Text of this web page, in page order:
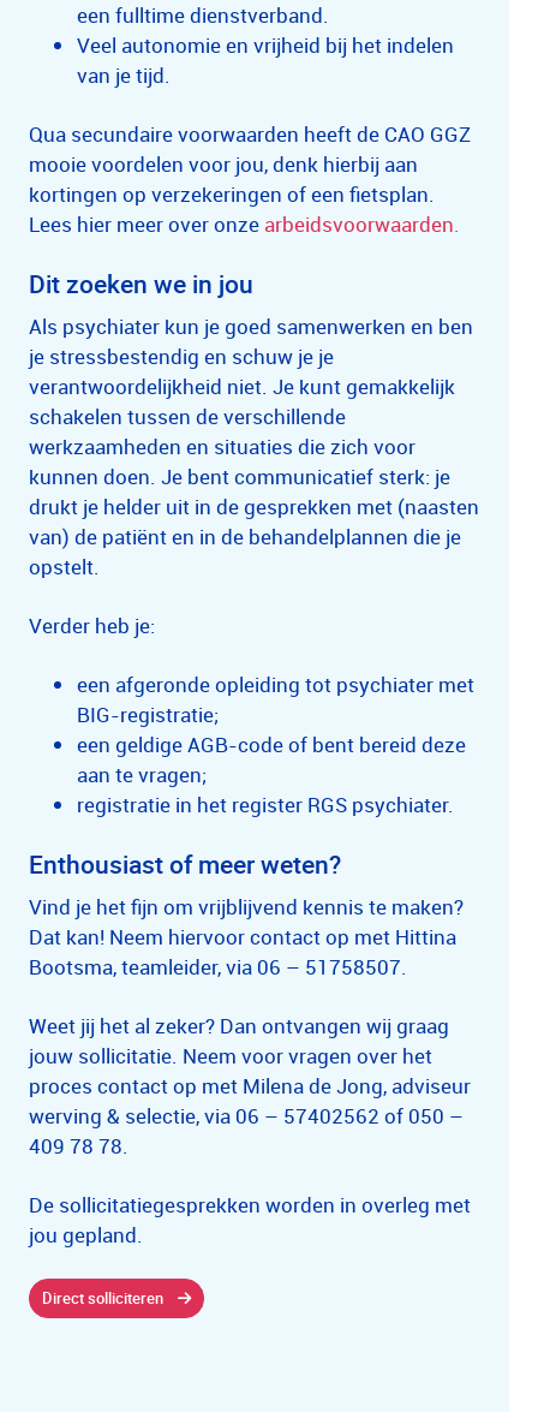
een fulltime dienstverband.
Veel autonomie en vrijheid bij het indelen
van je tijd.
Qua secundaire voorwaarden heeft de CAO GGZ
mooie voordelen voor jou, denk hierbij aan
kortingen op verzekeringen of een fietsplan.
Lees hier meer over onze arbeidsvoorwaarden.
Dit zoeken we in jou
Als psychiater kun je goed samenwerken en ben
je stressbestendig en schuw je je
verantwoordelijkheid niet. Je kunt gemakkelijk
schakelen tussen de verschillende
werkzaamheden en situaties die zich voor
kunnen doen. Je bent communicatief sterk: je
drukt je helder uit in de gesprekken met (naasten
van) de patiënt en in de behandelplannen die je
opstelt.
Verder heb je:
een afgeronde opleiding tot psychiater met
BIG-registratie;
een geldige AGB-code of bent bereid deze
aan te vragen;
registratie in het register RGS psychiater.
Enthousiast of meer weten?
Vind je het fijn om vrijblijvend kennis te maken?
Dat kan! Neem hiervoor contact op met Hittina
Bootsma, teamleider, via 06 – 51758507.
Weet jij het al zeker? Dan ontvangen wij graag
jouw sollicitatie. Neem voor vragen over het
proces contact op met Milena de Jong, adviseur
werving & selectie, via 06 – 57402562 of 050 –
409 78 78.
De sollicitatiegesprekken worden in overleg met
jou gepland.
Direct solliciteren